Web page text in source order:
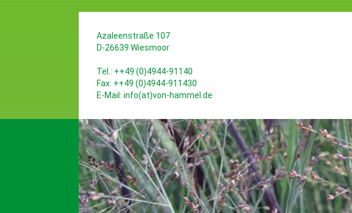
Azaleenstraße 107
D-26639 Wiesmoor
Tel.: ++49 (0)4944-91140
Fax: ++49 (0)4944-911430
E-Mail: info(at)von-hammel.de